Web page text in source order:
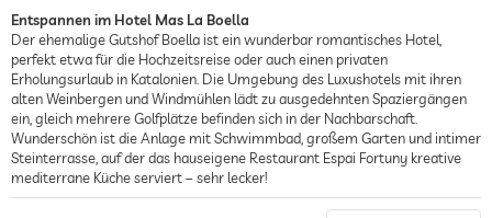
Entspannen im Hotel Mas La Boella
Der ehemalige Gutshof Boella ist ein wunderbar romantisches Hotel,
perfekt etwa für die Hochzeitsreise oder auch einen privaten
Erholungsurlaub in Katalonien. Die Umgebung des Luxushotels mit ihren
alten Weinbergen und Windmühlen lädt zu ausgedehnten Spaziergängen
ein, gleich mehrere Golfplätze befinden sich in der Nachbarschaft.
Wunderschön ist die Anlage mit Schwimmbad, großem Garten und intimer
Steinterrasse, auf der das hauseigene Restaurant Espai Fortuny kreative
mediterrane Küche serviert – sehr lecker!